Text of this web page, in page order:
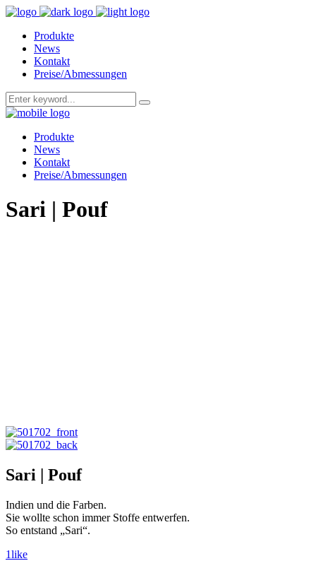
Produkte
News
Kontakt
Preise/Abmessungen
Produkte
News
Kontakt
Preise/Abmessungen
Sari | Pouf
Sari | Pouf
Indien und die Farben.
Sie wollte schon immer Stoffe entwerfen.
So entstand „Sari“.
1like